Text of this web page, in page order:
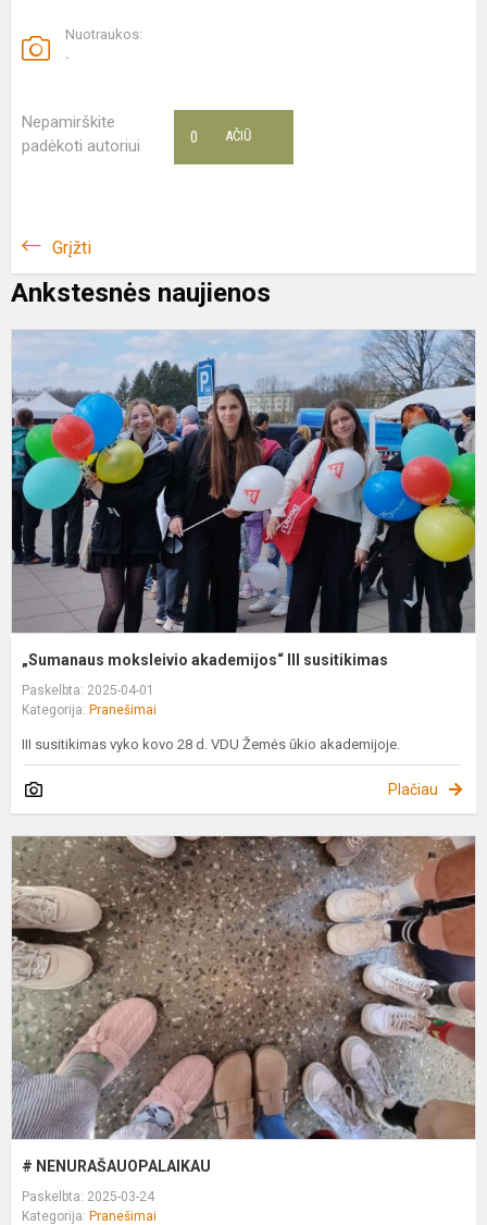
Nuotraukos:
.
Nepamirškite
padėkoti autoriui
AČIŪ
0
Grįžti
Ankstesnės naujienos
„Sumanaus moksleivio akademijos“ III susitikimas
Paskelbta: 2025-04-01
Kategorija: Pranešimai
III susitikimas vyko kovo 28 d. VDU Žemės ūkio akademijoje.
Plačiau
# NENURAŠAUOPALAIKAU
Paskelbta: 2025-03-24
Kategorija: Pranešimai